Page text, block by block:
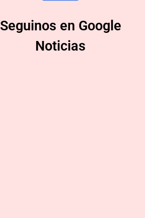
Seguinos en Google
Noticias